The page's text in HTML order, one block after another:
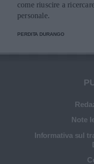
come riuscire a
personale.
PERDITA DURANGO
Note
Informativa sul